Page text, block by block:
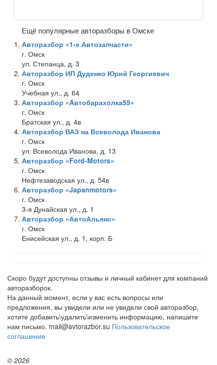
Ещё популярные авторазборы в Омске
Авторазбор «1-е Автозапчасти»
г. Омск
ул. Степанца, д. 3
Авторазбор ИП Дуденко Юрий Георгиевич
г. Омск
Учебная ул., д. 64
Авторазбор «Aвтобарахолка55»
г. Омск
Братская ул., д. 4в
Авторазбор ВАЗ на Всеволода Иванова
г. Омск
ул. Всеволода Иванова, д. 13
Авторазбор «Ford-Motors»
г. Омск
Нефтезаводская ул., д. 54в
Авторазбор «Japanmotors»
г. Омск
3-я Дунайская ул., д. 1
Авторазбор «АвтоАльянс»
г. Омск
Енисейская ул., д. 1, корп. Б
Скоро будут доступны отзывы и личный кабинет для компаний
авторазборок.
На данный момент, если у вас есть вопросы или
предложения, вы увидели или не увидели свой авторазбор,
хотите добавить\удалить\изменить информацию, напишите
нам письмо. mail@avtorazbor.su Пользовательское
соглашение
© 2026